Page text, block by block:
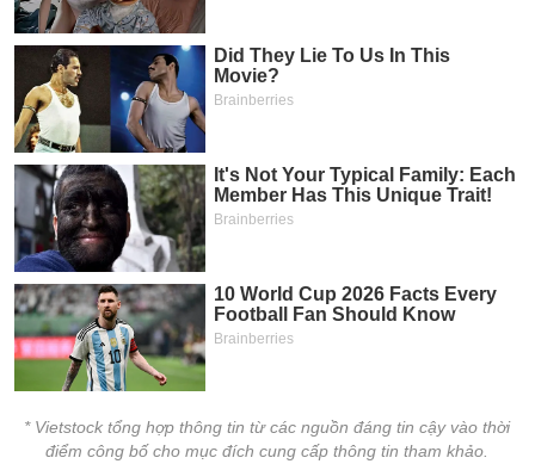
* Vietstock tổng hợp thông tin từ các nguồn đáng tin cậy vào thời
điểm công bố cho mục đích cung cấp thông tin tham khảo.